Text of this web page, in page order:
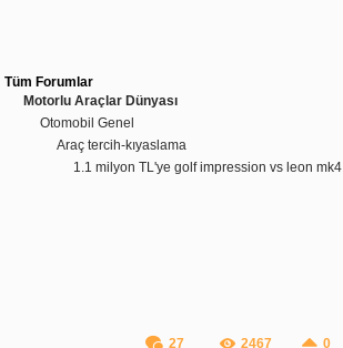
Tüm Forumlar
Motorlu Araçlar Dünyası
Otomobil Genel
Araç tercih-kıyaslama
1.1 milyon TL'ye golf impression vs leon mk4
27
2467
0